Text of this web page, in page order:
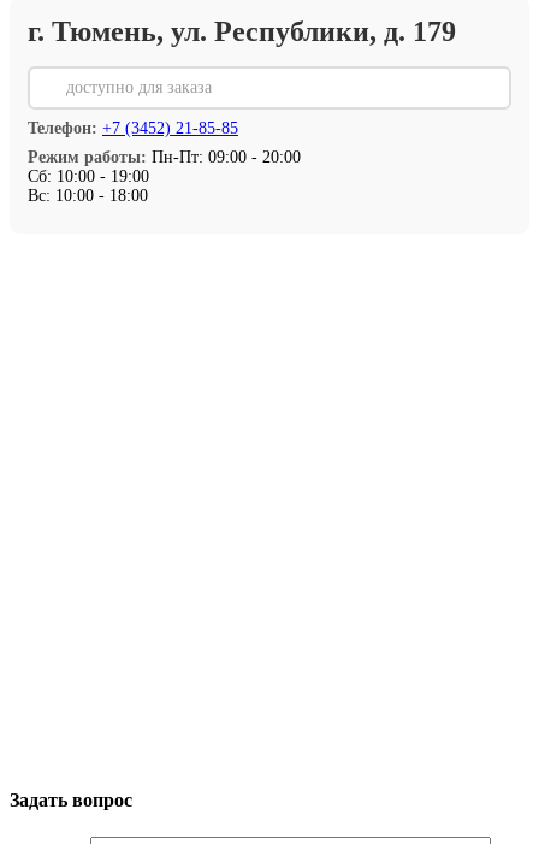
г. Тюмень, ул. Республики, д. 179
доступно для заказа
Телефон: +7 (3452) 21-85-85
Режим работы: Пн-Пт: 09:00 - 20:00
Сб: 10:00 - 19:00
Вс: 10:00 - 18:00
Задать вопрос